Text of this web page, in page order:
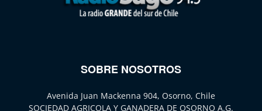
SOBRE NOSOTROS
Avenida Juan Mackenna 904, Osorno, Chile
SOCIEDAD AGRICOLA Y GANADERA DE OSORNO A.G.